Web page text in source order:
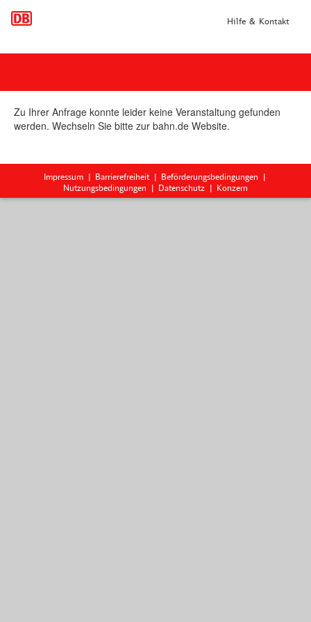
Hilfe & Kontakt
Zu Ihrer Anfrage konnte leider keine Veranstaltung gefunden
werden. Wechseln Sie bitte zur bahn.de Website.
Impressum Barrierefreiheit
Beförderungsbedingungen
Nutzungsbedingungen
Datenschutz Konzern